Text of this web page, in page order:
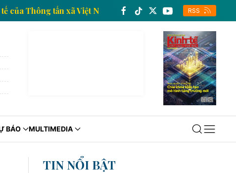
tin kinh tế của Thông tấn xã Việt Nam Trang thông
RSS
BÁO MULTIMEDIA
TIN NỔI BẬT